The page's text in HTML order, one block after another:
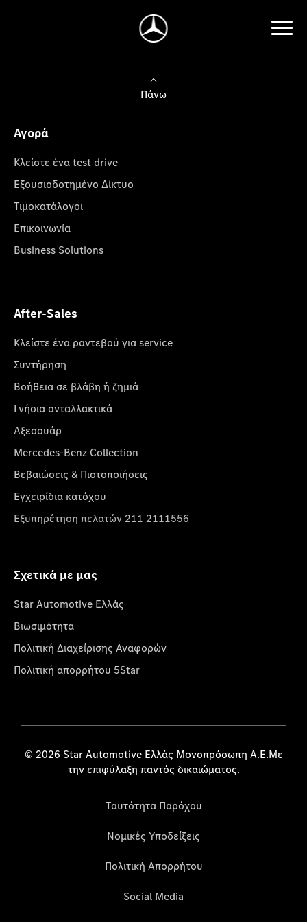
Πάνω
Αγορά
Κλείστε ένα test drive
Εξουσιοδοτημένο Δίκτυο
Τιμοκατάλογοι
Επικοινωνία
Business Solutions
After-Sales
Κλείστε ένα ραντεβού για service
Συντήρηση
Βοήθεια σε βλάβη ή ζημιά
Γνήσια ανταλλακτικά
Αξεσουάρ
Mercedes-Benz Collection
Βεβαιώσεις & Πιστοποιήσεις
Εγχειρίδια κατόχου
Εξυπηρέτηση πελατών 211 2111556
Σχετικά με μας
Star Automotive Ελλάς
Βιωσιμότητα
Πολιτική Διαχείρισης Αναφορών
Πολιτική απορρήτου 5Star
© 2026 Star Automotive Ελλάς Μονοπρόσωπη Α.Ε.Με
την επιφύλαξη παντός δικαιώματος.
Ταυτότητα Παρόχου
Νομικές Υποδείξεις
Πολιτική Απορρήτου
Social Media